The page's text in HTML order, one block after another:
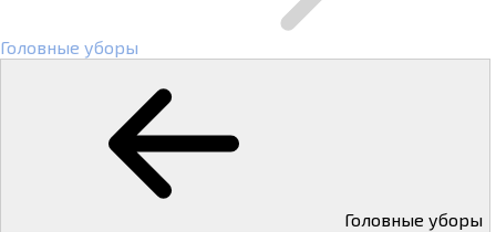
Головные уборы
Головные уборы